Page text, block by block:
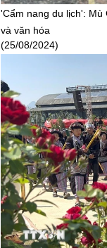
Nhiều hoạt động hấp
2024
(17/08/2024)